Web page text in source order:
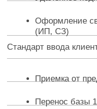
Правила скидок
Правила повышения цен
Стандарт расторжения договора